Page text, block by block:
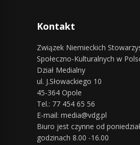
Kontakt
Związek Niemieckich
Społeczno-Kulturalnych w
Dział Medialny
ul. J.Słowackiego 10
45-364 Opole
Tel.: 77 454 65 56
E-mail: media@vdg.pl
Biuro jest czynne od
godzinach 8.00 -16.00